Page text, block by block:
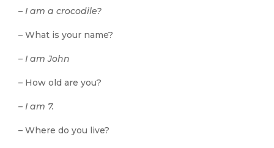
– I am a crocodile?
– What is your name?
– I am John
– How old are you?
– I am 7.
– Where do you live?